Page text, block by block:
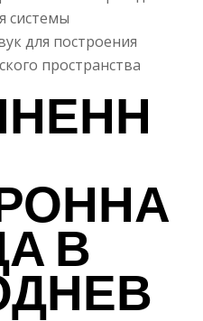
системы
для построения
пространства
В